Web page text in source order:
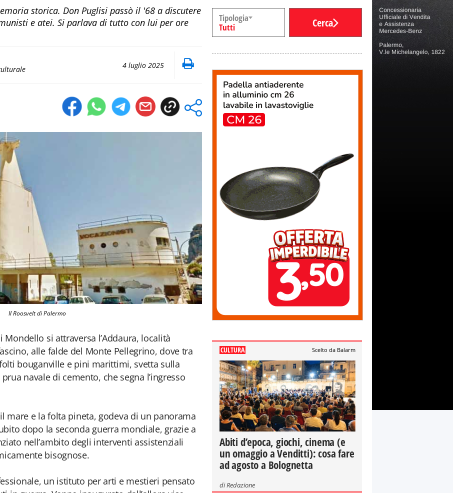
storica. Don Puglisi passò il '68 a discutere
e atei. Si parlava di tutto con lui per ore
4 luglio 2025
Il Roosvelt di Palermo
si attraversa l’Addaura, località
alle falde del Monte Pellegrino, dove tra
bouganville e pini marittimi, svetta sulla
navale di cemento, che segna l’ingresso
mare e la folta pineta, godeva di un panorama
dopo la seconda guerra mondiale, grazie a
nell’ambito degli interventi assistenziali
bisognose.
un istituto per arti e mestieri pensato
Tipologia
Tutti
Cerca
CULTURA Scelto da Balarm
Abiti d’epoca, giochi, cinema (e
un omaggio a Venditti): cosa fare
ad agosto a Bolognetta
diRedazione